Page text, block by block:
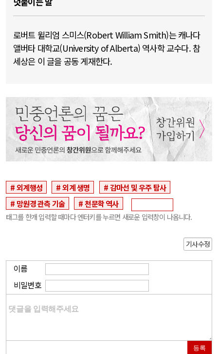
로버트 윌리엄 스미스(Robert William Smith)는 캐나다
앨버타 대학교(University of Alberta) 역사학 교수다. 참
세상은 이 글을 공동 게재한다.
외계행성 외계 생명
감마선 및 우주 탐사
망원경 관측 기술
천문학 역사
태그를 한개 입력할 때마다 엔터키를 누르면 새로운 입력창이 나옵니다.
기사수정
이름
비밀번호
등록